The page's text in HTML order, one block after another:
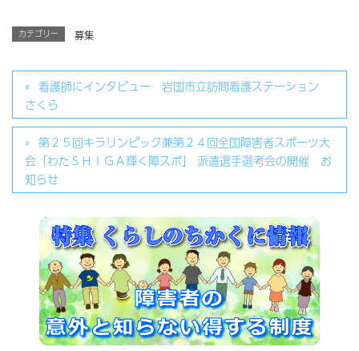
カテゴリー 募集
看護師にインタビュー 岩国市立訪問看護ステーション
さくら
第２５回キラリンピック兼第２４回全国障害者スポーツ大
会「わたＳＨＩＧＡ輝く障スポ」 派遣選手選考会の開催 お
知らせ